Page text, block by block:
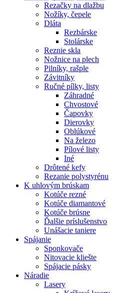
Rezačky na dlažbu
Nožíky, čepele
Dláta
Rezbárske
Stolárske
Reznie skla
Nožnice na plech
Pilníky, rašple
Závitníky
Ručné pílky, listy
Záhradné
Chvostové
Čapovky
Dierovky
Oblúkové
Na železo
Pílové listy
Iné
Drôtené kefy
Rezanie polystyrénu
K uhlovým brúskam
Kotúče rezné
Kotúče diamantové
Kotúče brúsne
Ďalšie príslušenstvo
Unášacie taniere
Spájanie
Sponkovače
Nitovacie kliešte
Spájacie pásky
Náradie
Lasery